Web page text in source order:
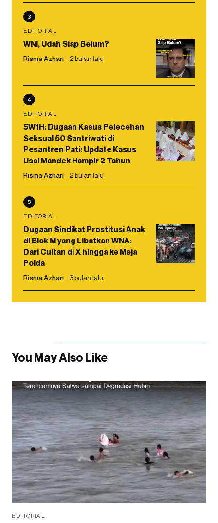
3
EDITORIAL
WNI, Udah Siap Belum?
Risma Azhari 2 bulan lalu
4
EDITORIAL
5W1H: Dugaan Kasus Pelecehan
Seksual 50 Santriwati di
Pesantren Pati: Update Kasus
Usai Mandek Hampir 2 Tahun
Risma Azhari 2 bulan lalu
5
EDITORIAL
Dugaan Sindikat Prostitusi Anak
di Blok M yang Libatkan WNA:
Dari Cuitan di X hingga ke Meja
Polda
Risma Azhari 3 bulan lalu
You May Also Like
EDITORIAL